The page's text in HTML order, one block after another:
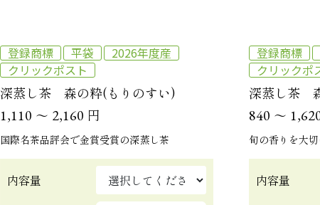
登録商標 平袋
2026年度産
クリックポスト
深蒸し茶 森の粋(もりのすい)
1,110 ～ 2,160 円
国際名茶品評会で金賞受賞の深蒸し茶
内容量
登録商標
クリックポ
深蒸し茶
840 ～
旬の香りを大
内容量